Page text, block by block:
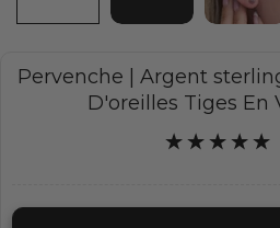
Pervenche | Argent
D'oreilles Tiges En